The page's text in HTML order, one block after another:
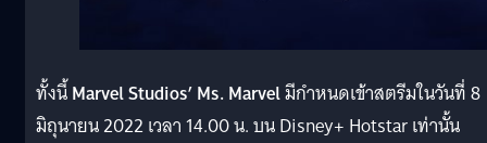
ทั้งนี้Marvel Studios’ Ms. Marvelมีกำหนดเข้าสตรีมในวันที่ 8
มิถุนายน 2022 เวลา 14.00 น. บน Disney+ Hotstar เท่านั้น